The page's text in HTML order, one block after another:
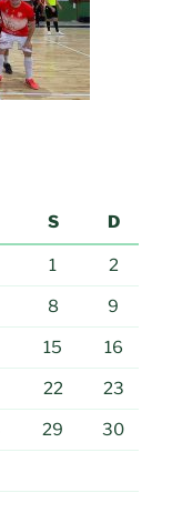
S D
1 2
8 9
15 16
22 23
29 30